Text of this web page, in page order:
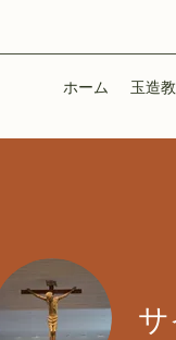
ホーム 玉造